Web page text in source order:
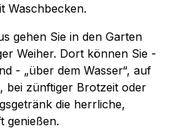
Waschbecken.
gehen Sie in den Garten
Weiher. Dort können Sie -
- „über dem Wasser“, auf
bei zünftiger Brotzeit oder
die herrliche,
genießen.